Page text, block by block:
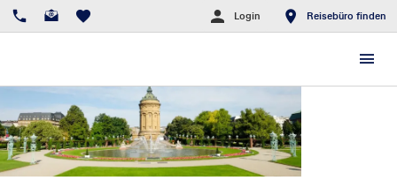
Login Reisebüro finden